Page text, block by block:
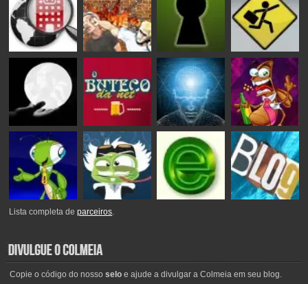
Lista completa deparceiros.
Copie o código do nosso seloe ajude a divulgar a Colmeia em seu blog.